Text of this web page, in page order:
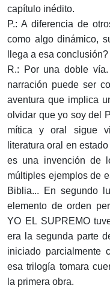
capítulo inédito.
P.: A diferencia de
como algo dinámico,
llega a esa conclusión?
R.: Por una doble
narración puede ser
aventura que implica
olvidar que yo soy del
mítica y oral sigue
literatura oral en
es una invención de
múltiples ejemplos de
Biblia... En segundo
elemento de orden
YO EL SUPREMO
era la segunda parte
iniciado parcialmente
esa trilogía tomara
la primera obra.